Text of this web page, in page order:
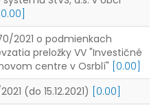
2021 o podmienkach
preložky VV "Investičné
centre v Osrblí" [0.00]
(do 15.12.2021) [0.00]